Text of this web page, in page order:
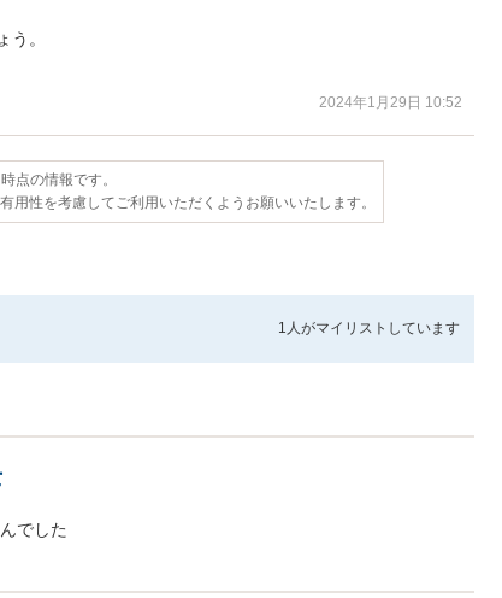
う。
2024年1月29日 10:52
点の情報です。
用性を考慮してご利用いただくようお願いいたします。
1人がマイリストしています
でした